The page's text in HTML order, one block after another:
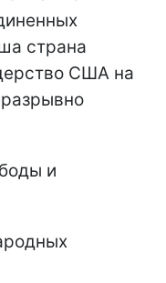
страна
США на
и